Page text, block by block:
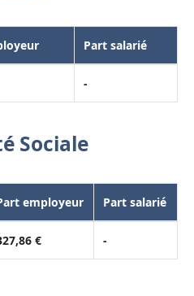
Part salarié
-
Sociale
employeur Part salarié
€ -